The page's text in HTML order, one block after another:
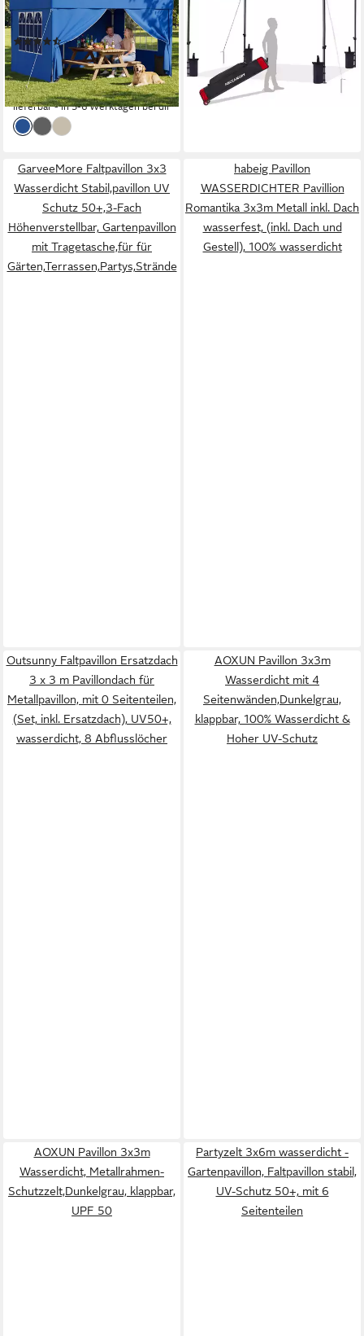
Winterfest Pop Up Partyzelt,
Wasserdicht Faltpavillon mit 4
Seitenteilen, Sandsäcke
(18)
ab 128,50 € UVP229,99 €
11,74 €
mtl. in 12 Raten
-44%
lieferbar - in 5-6 Werktagen bei dir
414,95 €
mtl. in 36 Raten
lieferbar - in 4-5 Werktagen bei dir
GarveeMore Faltpavillon 3x3
Wasserdicht Stabil,pavillon UV
Schutz 50+,3-Fach
Höhenverstellbar, Gartenpavillon
mit Tragetasche,für für
Gärten,Terrassen,Partys,Strände
habeig Pavillon
WASSERDICHTER Pavillion
Romantika 3x3m Metall inkl. Dach
wasserfest, (inkl. Dach und
Gestell), 100% wasserdicht
Outsunny Faltpavillon Ersatzdach
3 x 3 m Pavillondach für
Metallpavillon, mit 0 Seitenteilen,
(Set, inkl. Ersatzdach), UV50+,
wasserdicht, 8 Abflusslöcher
AOXUN Pavillon 3x3m
Wasserdicht mit 4
Seitenwänden,Dunkelgrau,
klappbar, 100% Wasserdicht &
Hoher UV-Schutz
AOXUN Pavillon 3x3m
Wasserdicht, Metallrahmen-
Schutzzelt,Dunkelgrau, klappbar,
UPF 50
Partyzelt 3x6m wasserdicht -
Gartenpavillon, Faltpavillon stabil,
UV-Schutz 50+, mit 6
Seitenteilen